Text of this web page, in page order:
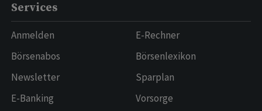
Services
Anmelden
Börsenabos
Newsletter
E-Banking
E-Rechner
Börsenlexikon
Sparplan
Vorsorge